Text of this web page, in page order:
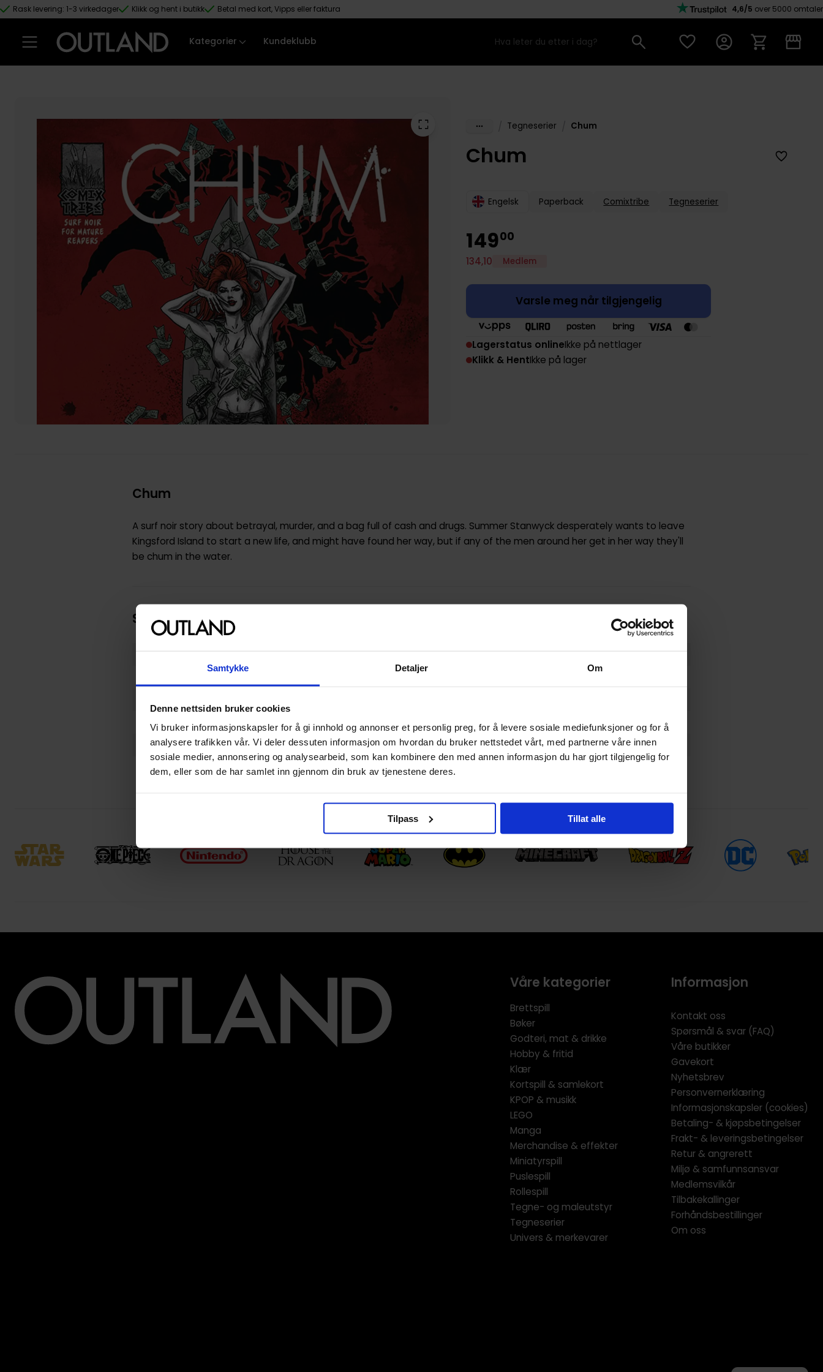
Samtykke Detaljer Om
Denne nettsiden bruker cookies
Vi bruker informasjonskapsler for å gi innhold og annonser et personlig preg, for å levere sosiale mediefunksjoner og for å
analysere trafikken vår. Vi deler dessuten informasjon om hvordan du bruker nettstedet vårt, med partnerne våre innen
sosiale medier, annonsering og analysearbeid, som kan kombinere den med annen informasjon du har gjort tilgjengelig for
dem, eller som de har samlet inn gjennom din bruk av tjenestene deres.
Tilpass Tillat alle
Hopp til hovedinnhold
Rask levering: 1-3 virkedager Klikk og hent i butikk Betal med kort, Vipps eller faktura 4,6/5 over 5000 omtaler
Kategorier Kundeklubb
Tegneserier Chum
Chum
Engelsk Paperback Comixtribe Tegneserier
14900
134,10 Medlem
Varsle meg når tilgjengelig
Lagerstatus onlineIkke på nettlager
Klikk & HentIkke på lager
Chum
A surf noir story about betrayal, murder, and a bag full of cash and drugs. Summer Stanwyck desperately wants to leave
Kingsford Island to start a new life, and might have found her way, but if any of the men around her get in her way they'll
be chum in the water.
Spesifikasjoner
USA
Utgiver
Comixtribe
Avansert Format
Paperback
Språk
Engelsk
Våre kategorier
Brettspill
Bøker
Godteri, mat & drikke
Hobby & fritid
Klær
Kortspill & samlekort
KPOP & musikk
LEGO
Manga
Merchandise & effekter
Miniatyrspill
Puslespill
Rollespill
Tegne- og maleutstyr
Tegneserier
Univers & merkevarer
Informasjon
Kontakt oss
Spørsmål & svar (FAQ)
Våre butikker
Gavekort
Nyhetsbrev
Personvernerklæring
Informasjonskapsler (cookies)
Betaling- & kjøpsbetingelser
Frakt- & leveringsbetingelser
Retur & angrerett
Miljø & samfunnsansvar
Medlemsvilkår
Tilbakekallinger
Forhåndsbestillinger
Om oss